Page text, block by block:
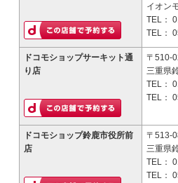
イオン
TEL：
TEL：
ドコモショップサーキット通
り店
〒510-
三重県
TEL：
TEL：
ドコモショップ鈴鹿市役所前
店
〒513-
三重県
TEL：
TEL：